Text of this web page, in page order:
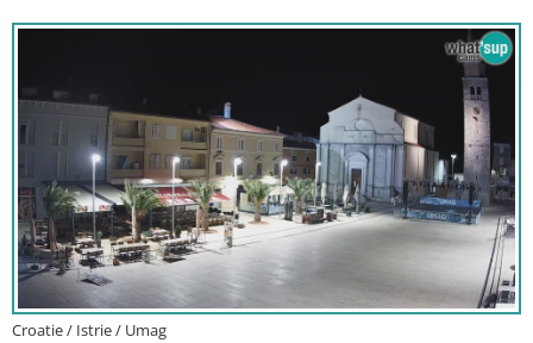
Croatie / Istrie / Umag